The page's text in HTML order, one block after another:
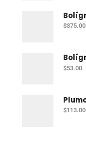
$375.00
$53.00
$113.00